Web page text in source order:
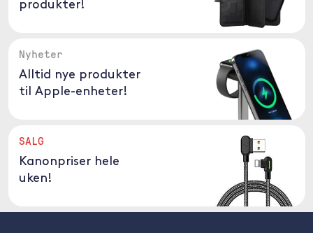
produkter!
Nyheter
Alltid nye produkter
til Apple-enheter!
SALG
Kanonpriser hele
uken!